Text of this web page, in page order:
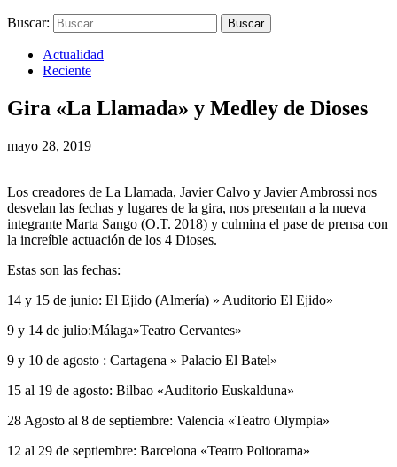
Buscar:
Actualidad
Reciente
Gira «La Llamada» y Medley de Dioses
mayo 28, 2019
Los creadores de La Llamada, Javier Calvo y Javier Ambrossi nos
desvelan las fechas y lugares de la gira, nos presentan a la nueva
integrante Marta Sango (O.T. 2018) y culmina el pase de prensa con
la increíble actuación de los 4 Dioses.
Estas son las fechas:
14 y 15 de junio: El Ejido (Almería) » Auditorio El Ejido»
9 y 14 de julio:Málaga»Teatro Cervantes»
9 y 10 de agosto : Cartagena » Palacio El Batel»
15 al 19 de agosto: Bilbao «Auditorio Euskalduna»
28 Agosto al 8 de septiembre: Valencia «Teatro Olympia»
12 al 29 de septiembre: Barcelona «Teatro Poliorama»